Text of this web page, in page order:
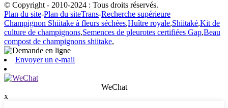
© Copyright - 2010-2024 : Tous droits réservés.
Plan du site-Plan du siteTrans-Recherche supérieure
Champignon Shiitake à fleurs séchées,Huître royale,Shiitaké,Kit de
culture de champignons,Semences de pleurotes certifiées Gap,Beau
compost de champignons shiitake,
Envoyer un e-mail
WeChat
x